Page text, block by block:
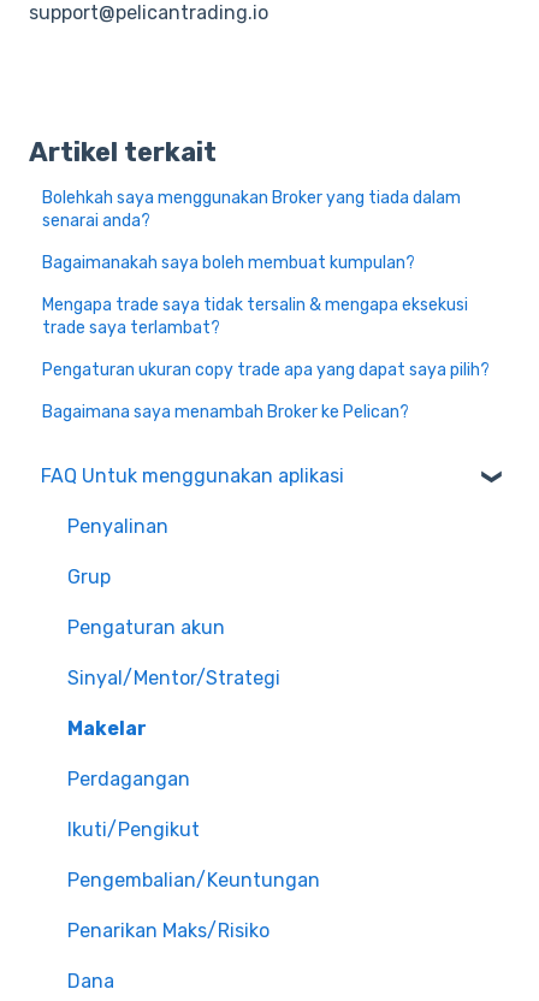
support@pelicantrading.io
Artikel terkait
Bolehkah saya menggunakan Broker yang tiada dalam
senarai anda?
Bagaimanakah saya boleh membuat kumpulan?
Mengapa trade saya tidak tersalin & mengapa eksekusi
trade saya terlambat?
Pengaturan ukuran copy trade apa yang dapat saya pilih?
Bagaimana saya menambah Broker ke Pelican?
FAQ Untuk menggunakan aplikasi
Penyalinan
Grup
Pengaturan akun
Sinyal/Mentor/Strategi
Makelar
Perdagangan
Ikuti/Pengikut
Pengembalian/Keuntungan
Penarikan Maks/Risiko
Dana